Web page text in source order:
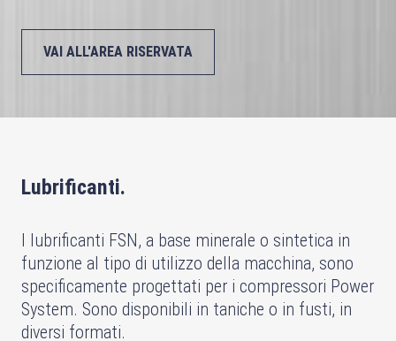
VAI ALL'AREA RISERVATA
Lubrificanti.
I lubrificanti FSN, a base minerale o sintetica in
funzione al tipo di utilizzo della macchina, sono
specificamente progettati per i compressori Power
System. Sono disponibili in taniche o in fusti, in
diversi formati.